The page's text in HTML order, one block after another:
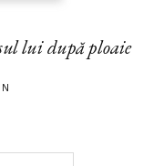
lui după ploaie